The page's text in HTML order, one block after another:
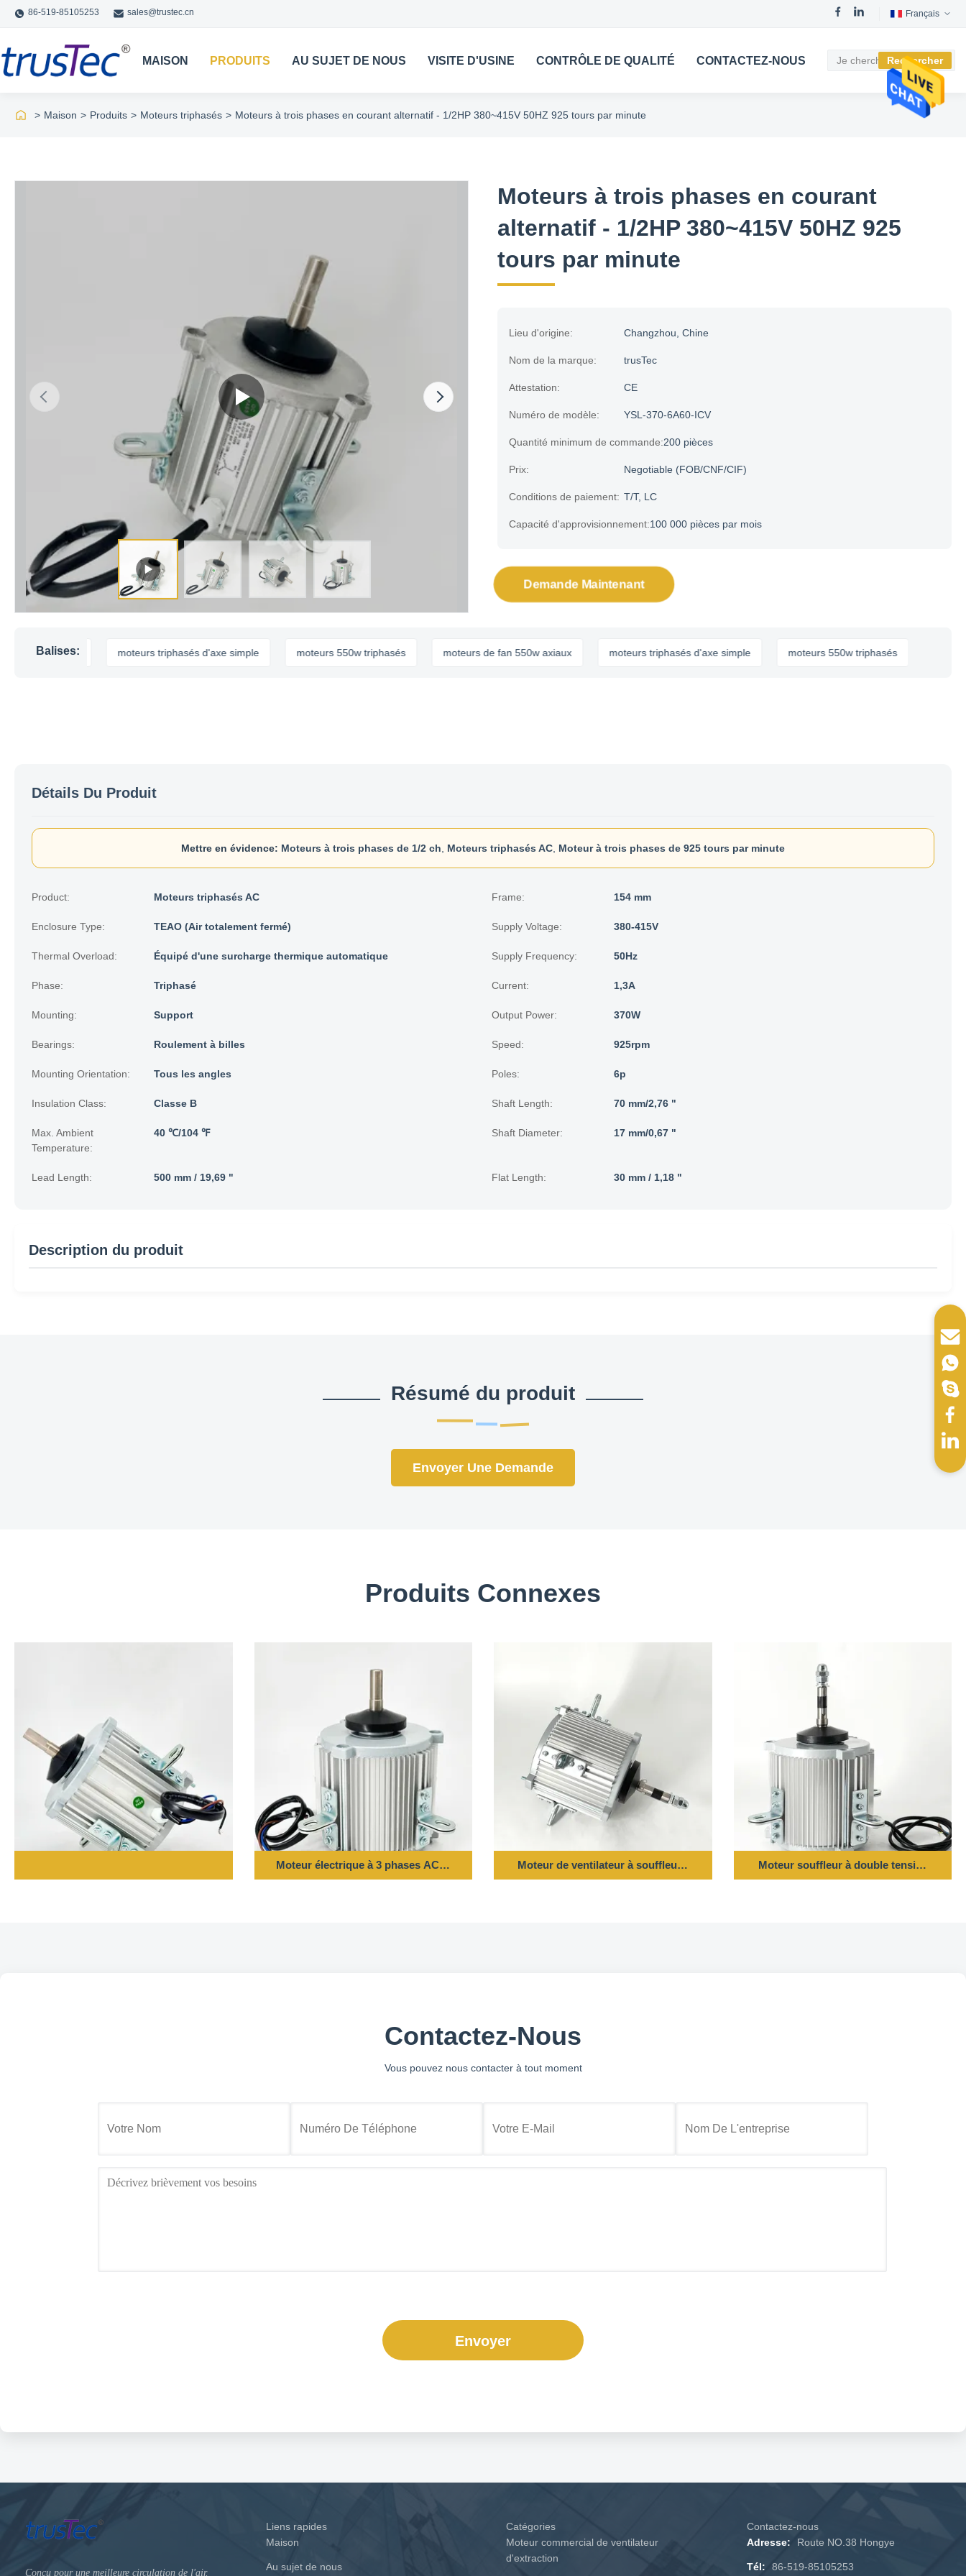
86-519-85105253 sales@trustec.cn Français
MAISON PRODUITS AU SUJET DE NOUS VISITE D'USINE CONTRÔLE DE QUALITÉ CONTACTEZ-NOUS Rechercher
> Maison > Produits > Moteurs triphasés > Moteurs à trois phases en courant alternatif - 1/2HP 380~415V 50HZ 925 tours par minute
Moteurs à trois phases en courant
alternatif - 1/2HP 380~415V 50HZ 925
tours par minute
Lieu d'origine: Changzhou, Chine
Nom de la marque: trusTec
Attestation: CE
Numéro de modèle: YSL-370-6A60-ICV
Quantité minimum de commande:200 pièces
Prix: Negotiable (FOB/CNF/CIF)
Conditions de paiement: T/T, LC
Capacité d'approvisionnement:100 000 pièces par mois
Demande Maintenant
Balises:
axiaux moteurs triphasés d'axe simple moteurs 550w triphasés moteurs de fan 550w axiaux moteurs triphasés d'axe simple moteurs 550w triphasés
Détails Du Produit
Mettre en évidence: Moteurs à trois phases de 1/2 ch Moteurs triphasés AC Moteur à trois phases de 925 tours par minute
Product: Moteurs triphasés AC Frame: 154 mm
Enclosure Type: TEAO (Air totalement fermé) Supply Voltage: 380-415V
Thermal Overload: Équipé d'une surcharge thermique automatique Supply Frequency: 50Hz
Phase: Triphasé Current: 1,3A
Mounting: Support Output Power: 370W
Bearings: Roulement à billes Speed: 925rpm
Mounting Orientation: Tous les angles Poles: 6p
Insulation Class: Classe B Shaft Length: 70 mm/2,76 "
Max. Ambient
Temperature:
40 ℃/104 ℉ Shaft Diameter: 17 mm/0,67 "
Lead Length: 500 mm / 19,69 " Flat Length: 30 mm / 1,18 "
Description du produit
Résumé du produit
Envoyer Une Demande
Produits Connexes
Moteur électrique à 3 phases AC 1HP 220V 60HZ 900RPMMoteur de ventilateur à souffleur à phase unique 0,27 CV 1550 tours par minute 115 V 60
Moteur souffleur à double tension et
Contactez-Nous
Vous pouvez nous contacter à tout moment
Envoyer
Conçu pour une meilleure circulation de l'air.
Liens rapides
Maison
Au sujet de nous
Catégories
Moteur commercial de ventilateur
d'extraction
Contactez-nous
Adresse:
Route NO.38 Hongye
Tél: 86-519-85105253